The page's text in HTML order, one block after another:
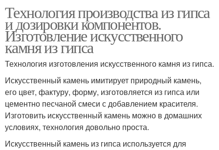
Технология производства из гипса
и дозировки компонентов.
Изготовление искусственного
камня из гипса
Технология изготовления искусственного камня из гипса.
Искусственный камень имитирует природный камень,
его цвет, фактуру, форму, изготовляется из гипса или
цементно песчаной смеси с добавлением красителя.
Изготовить искусственный камень можно в домашних
условиях, технология довольно проста.
Искусственный камень из гипса используется для